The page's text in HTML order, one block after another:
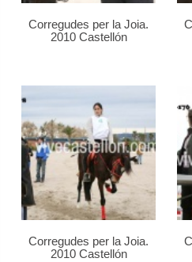
Corregudes per la Joia.
2010 Castellón
Corregudes per la Joia.
2010 Castellón